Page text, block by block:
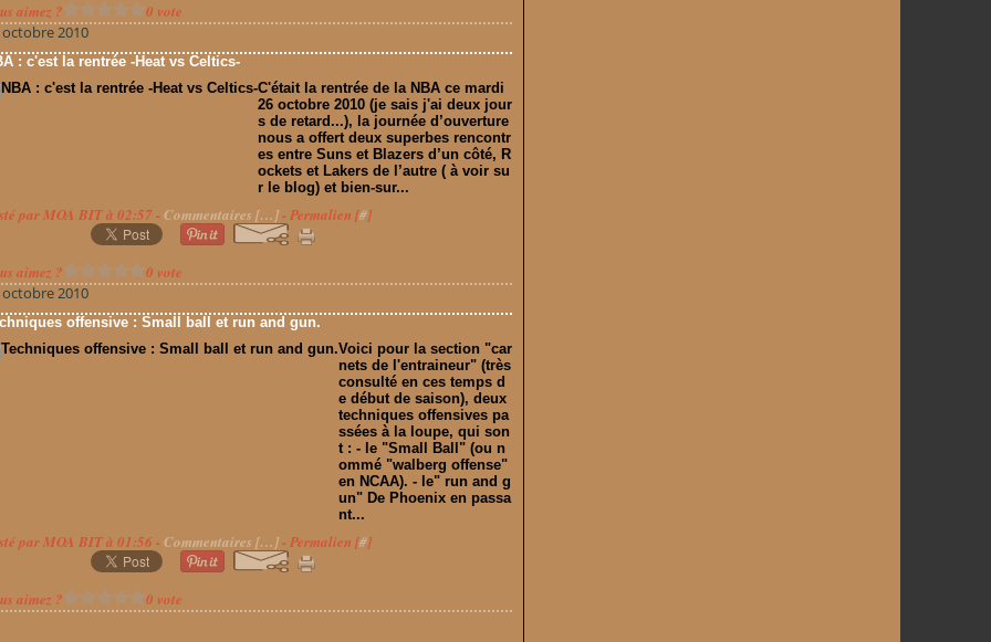
aimez ?
0 vote
octobre 2010
: c'est la rentrée -Heat vs Celtics-
C'était la rentrée de la NBA ce mardi
26 octobre 2010 (je sais j'ai deux jour
s de retard...), la journée d’ouverture
nous a offert deux superbes rencontr
es entre Suns et Blazers d’un côté, R
ockets et Lakers de l’autre ( à voir su
r le blog) et bien-sur...
par MOA BIT à 02:57 - Commentaires […]- Permalien [#]
aimez ?
0 vote
octobre 2010
offensive : Small ball et run and gun.
Voici pour la section "car
nets de l'entraineur" (très
consulté en ces temps d
e début de saison), deux
techniques offensives pa
ssées à la loupe, qui son
t : - le "Small Ball" (ou n
ommé "walberg offense"
en NCAA). - le" run and g
un" De Phoenix en passa
nt...
par MOA BIT à 01:56 - Commentaires […]- Permalien [#]
aimez ? 0 vote